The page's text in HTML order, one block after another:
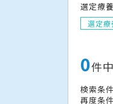
選定療
選定療
0件中
検索条
再度条